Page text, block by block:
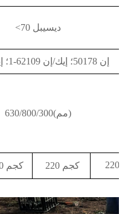
<70 ديسيبل
إن 50178؛ إيك/إن 62109-1؛ إيك61800
630/800/300(مم)
220 كجم 220 كجم 220